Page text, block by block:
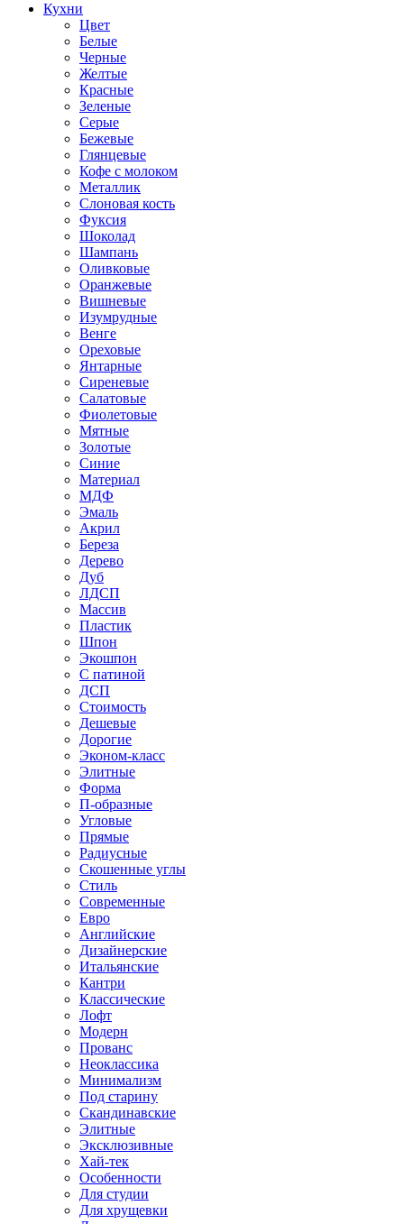
Кухни
Цвет
Белые
Черные
Желтые
Красные
Зеленые
Серые
Бежевые
Глянцевые
Кофе с молоком
Металлик
Слоновая кость
Фуксия
Шоколад
Шампань
Оливковые
Оранжевые
Вишневые
Изумрудные
Венге
Ореховые
Янтарные
Сиреневые
Салатовые
Фиолетовые
Мятные
Золотые
Синие
Материал
МДФ
Эмаль
Акрил
Береза
Дерево
Дуб
ЛДСП
Массив
Пластик
Шпон
Экошпон
С патиной
ДСП
Стоимость
Дешевые
Дорогие
Эконом-класс
Элитные
Форма
П-образные
Угловые
Прямые
Радиусные
Скошенные углы
Стиль
Современные
Евро
Английские
Дизайнерские
Итальянские
Кантри
Классические
Лофт
Модерн
Прованс
Неоклассика
Минимализм
Под старину
Скандинавские
Элитные
Эксклюзивные
Хай-тек
Особенности
Для студии
Для хрущевки